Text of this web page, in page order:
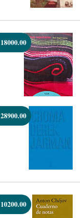
18000.00
28900.00
10200.00